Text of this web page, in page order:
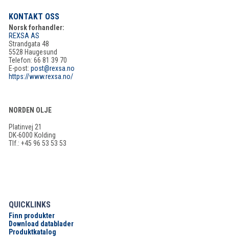
KONTAKT OSS
Norsk forhandler:
REXSA AS
Strandgata 48
5528 Haugesund
Telefon: 66 81 39 70
E-post: post@rexsa.no
https://www.rexsa.no/
NORDEN OLJE
Platinvej 21
DK-6000 Kolding
Tlf.: +45 96 53 53 53
QUICKLINKS
Finn produkter
Download datablader
Produktkatalog